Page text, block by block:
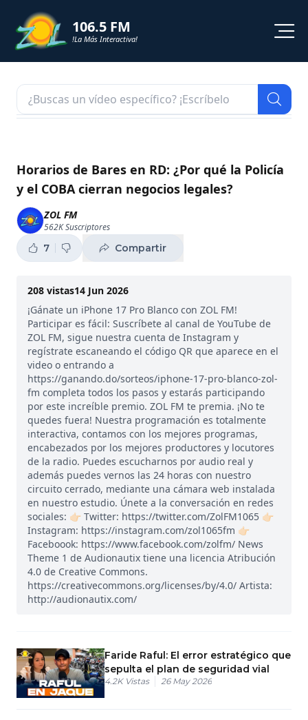
106.5 FM
!La Más Interactiva!
NOTICIAS
SHORTS
PODCAST
ZOL TV
Horarios de Bares en RD: ¿Por qué la Policía
y el COBA cierran negocios legales?
ZOL FM
562KSuscriptores
7 Compartir
208 vistas14 Jun 2026
¡Gánate un iPhone 17 Pro Blanco con ZOL FM!
Participar es fácil: Suscríbete al canal de YouTube de
ZOL FM, sigue nuestra cuenta de Instagram y
regístrate escaneando el código QR que aparece en el
video o entrando a
https://ganando.do/sorteos/iphone-17-pro-blanco-zol-
fm completa todos los pasos y estarás participando
por este increíble premio. ZOL FM te premia. ¡No te
quedes fuera! Nuestra programación es totalmente
interactiva, contamos con los mejores programas,
encabezados por los mejores productores y locutores
de la radio. Puedes escucharnos por audio real y
además puedes vernos las 24 horas con nuestro
circuito cerrado, mediante una cámara web instalada
en nuestro estudio. Únete a la conversación en redes
sociales: 👉🏻 Twitter: https://twitter.com/ZolFM1065 👉🏻
Instagram: https://instagram.com/zol1065fm 👉🏻
Faceboook: https://www.facebook.com/zolfm/ News
Theme 1 de Audionautix tiene una licencia Atribución
4.0 de Creative Commons.
https://creativecommons.org/licenses/by/4.0/ Artista:
http://audionautix.com/
Faride Raful: El error estratégico que
sepulta el plan de seguridad vial
4.2K Vistas 26 May 2026